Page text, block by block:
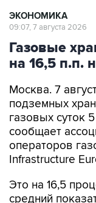
ЭКОНОМИКА
09:07, 7 августа 2026
Газовые
на 16,5 п.п.
Москва. 7
подземных
газовых суток
сообщает
операторов
Infrastructure
Это на 16,5
средний